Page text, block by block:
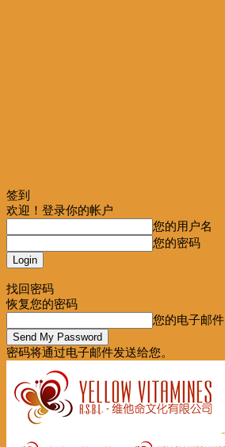
签到
欢迎！登录你的帐户
您的用户名
您的密码
找回密码
恢复您的密码
您的电子邮件
密码将通过电子邮件发送给您。